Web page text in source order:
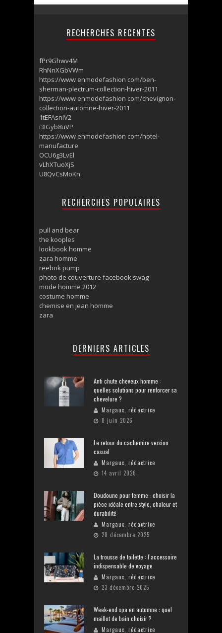
RECHERCHES RECENTES
fPr9Ghwv4M
RhNnXGbVWm
https://www enmodefashion com/ben-
sherman-plectrum-collection-hiver-2011
https://www enmodefashion com/chevignon-
collection-automne-hiver-2011
1tEFAsnlV2
i3IGyb8uVP
https://www enmodefashion com/hotel-
manufacture
OCU6g3LvEl
vLhXTuoXjS
U8QvCsMoKn
RECHERCHES POPULAIRES
pull and bear
the kooples
lookbook homme
zara homme
reebok pump
photo de couverture facebook swag
mode homme 2012
costume homme
chemise en jean homme
zara
DERNIERS ARTICLES
Anti chute cheveux homme :
quelles solutions pour renforcer sa
chevelure ?
Margaux, rédactrice
8 juin 2026
Le retour du cachemire version
casual
Margaux, rédactrice
14 avril 2026
Doudoune pour femme : choisir la
pièce idéale entre style, chaleur et
durabilité
Margaux, rédactrice
28 décembre 2025
La trousse de toilette : l’accessoire
indispensable de voyage
Margaux, rédactrice
23 décembre 2025
Week-end spa en automne : quel
maillot de bain choisir ?
Margaux, rédactrice